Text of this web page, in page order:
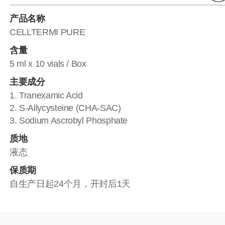
产品名称
CELLTERMI PURE
含量
5 ml x 10 vials / Box
主要成分
1. Tranexamic Acid
2. S-Allycysteine (CHA-SAC)
3. Sodium Ascrobyl Phosphate
质地
液态
保质期
自生产日起24个月，开封后1天